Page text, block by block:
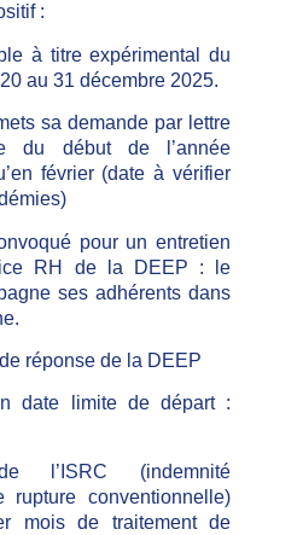
:
à titre expérimental du
au 31 décembre 2025.
sa demande par lettre
du début de l’année
février (date à vérifier
pour un entretien
RH de la DEEP : le
ses adhérents dans
réponse de la DEEP
date limite de départ :
l’ISRC (indemnité
rupture conventionnelle)
mois de traitement de